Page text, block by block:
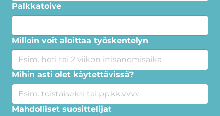
Palkkatoive
Milloin voit aloittaa työskentelyn
Mihin asti olet käytettävissä?
Mahdolliset suosittelijat